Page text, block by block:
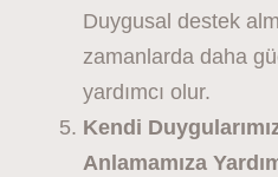
Duygusal destek
zamanlarda daha
yardımcı olur.
Kendi
Anlamamıza